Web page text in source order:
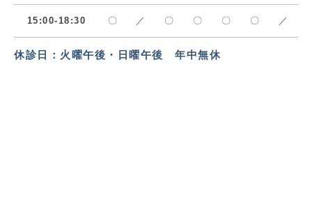
15:00-18:30 〇 ／ 〇 〇 〇 〇 ／
休診日：火曜午後・日曜午後 年中無休